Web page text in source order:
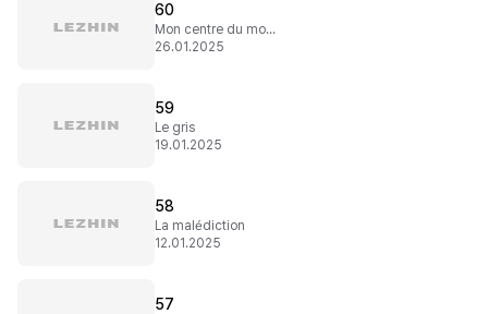
60
Mon centre du monde
26.01.2025
59
Le gris
19.01.2025
58
La malédiction
12.01.2025
57